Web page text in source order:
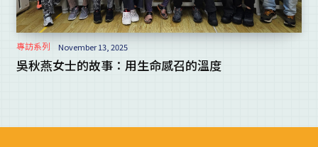
專訪系列 November 13, 2025
吳秋燕女士的故事：用生命感召的溫度